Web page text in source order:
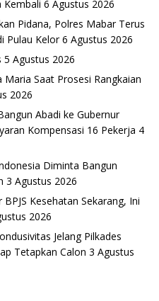
Kembali 6 Agustus 2026
Pidana, Polres Mabar Terus
Pulau Kelor 6 Agustus 2026
5 Agustus 2026
Saat Prosesi Rangkaian
2026
Abadi ke Gubernur
Kompensasi 16 Pekerja 4
Diminta Bangun
3 Agustus 2026
Kesehatan Sekarang, Ini
2026
Jelang Pilkades
Tetapkan Calon 3 Agustus